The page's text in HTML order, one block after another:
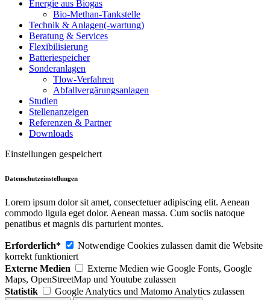
Energie aus Biogas
Bio-Methan-Tankstelle
Technik & Anlagen(-wartung)
Beratung & Services
Flexibilisierung
Batteriespeicher
Sonderanlagen
Tlow-Verfahren
Abfallvergärungsanlagen
Studien
Stellenanzeigen
Referenzen & Partner
Downloads
Einstellungen gespeichert
Datenschutzeinstellungen
Lorem ipsum dolor sit amet, consectetuer adipiscing elit. Aenean
commodo ligula eget dolor. Aenean massa. Cum sociis natoque
penatibus et magnis dis parturient montes.
Erforderlich*
Notwendige Cookies zulassen damit die Website
korrekt funktioniert
Externe Medien
Externe Medien wie Google Fonts, Google
Maps, OpenStreetMap und Youtube zulassen
Statistik
Google Analytics und Matomo Analytics zulassen